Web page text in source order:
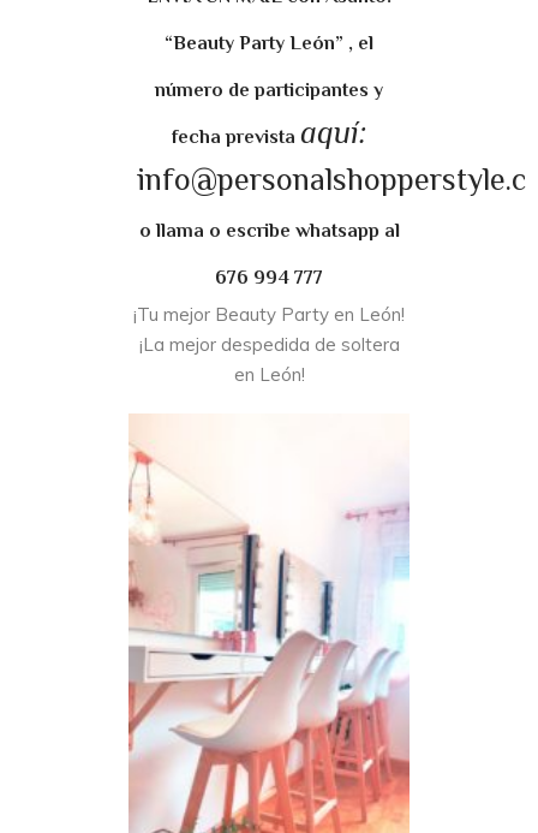
“Beauty Party León” , el
número de participantes y
fecha prevista aquí:
o llama o escribe whatsapp al
676 994 777
¡Tu mejor Beauty Party en León!
¡La mejor despedida de soltera
en León!